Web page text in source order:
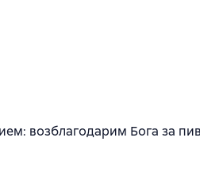
возблагодарим Бога за